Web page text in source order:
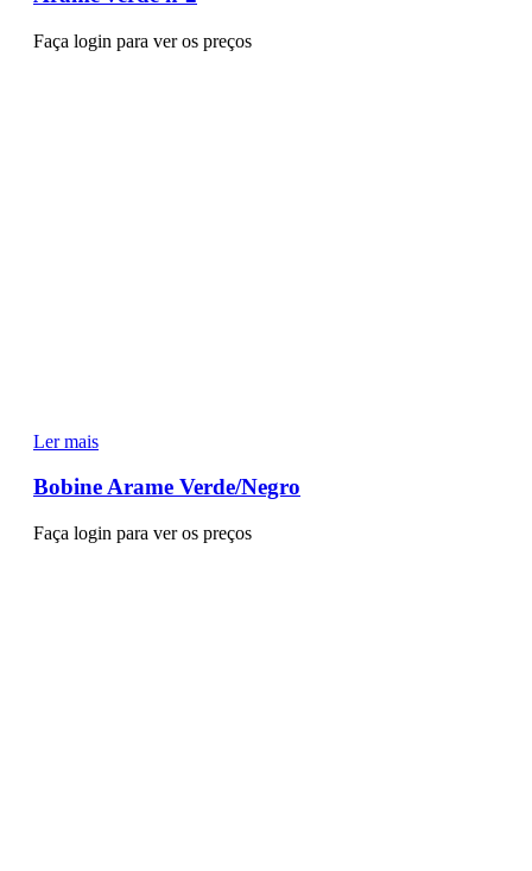
Faça login para ver os preços
Ler mais
Bobine Arame Verde/Negro
Faça login para ver os preços